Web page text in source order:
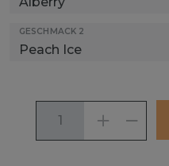
GESCHMACK 2